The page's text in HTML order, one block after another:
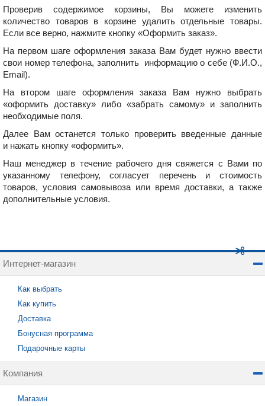
Проверив содержимое корзины, Вы можете изменить
количество товаров в корзине удалить отдельные товары.
Если все верно, нажмите кнопку «Оформить заказ».
На первом шаге оформления заказа Вам будет нужно ввести
свои номер телефона, заполнить информацию о себе (Ф.И.О.,
Email).
На втором шаге оформления заказа Вам нужно выбрать
«оформить доставку» либо «забрать самому» и заполнить
необходимые поля.
Далее Вам останется только проверить введенные данные
и нажать кнопку «оформить».
Наш менеджер в течение рабочего дня свяжется с Вами по
указанному телефону, согласует перечень и стоимость
товаров, условия самовывоза или время доставки, а также
дополнительные условия.
Интернет-магазин
Как выбрать
Как купить
Доставка
Бонусная программа
Подарочные карты
Компания
Магазин